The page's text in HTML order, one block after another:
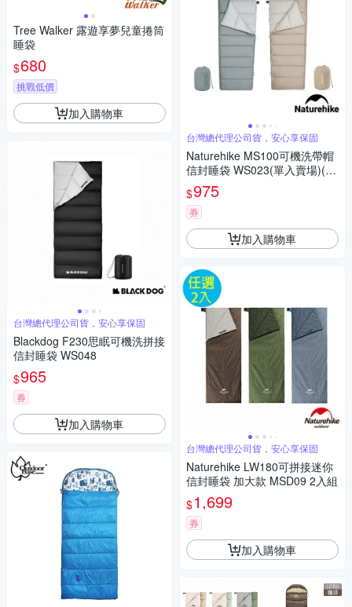
Tree Walker 露遊享夢兒童捲筒
睡袋
$680
挑戰低價
加入購物車
台灣總代理公司貨，安心享保固
Blackdog F230思眠可機洗拼接
信封睡袋 WS048
$965
券
加入購物車
台灣總代理公司貨，安心享保固
Naturehike MS100可機洗帶帽
信封睡袋 WS023(單入賣場)(如
需拼接請2色各下單1)
$975
券
加入購物車
台灣總代理公司貨，安心享保固
Naturehike LW180可拼接迷你
信封睡袋 加大款 MSD09 2入組
$1,699
券
加入購物車